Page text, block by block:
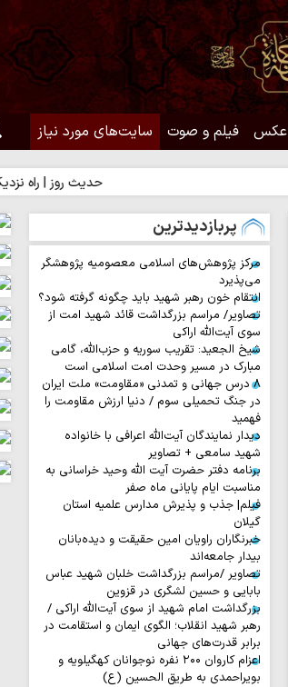
عکس فیلم و صوت سایت‌های مورد نیاز
حدیث روز | راه نزدیک
پربازدیدترین
مرکز پژوهش‌های اسلامی معصومیه پژوهشگر
می‌پذیرد
انتقام خون رهبر شهید باید چگونه گرفته شود؟
تصاویر/ مراسم بزرگداشت قائد شهید امت از
سوی آیت‌الله اراکی
شیخ الجعید: تقریب سوریه و حزب‌الله، گامی
مبارک در مسیر وحدت امت اسلامی است
۸ درس جهانی و تمدنی «مقاومت» ملت ایران
در جنگ تحمیلی سوم / دنیا ارزش مقاومت را
فهمید
دیدار نمایندگان آیت‌الله اعرافی با خانواده
شهید سامعی + تصاویر
برنامه دفتر حضرت آیت الله وحید خراسانی به
مناسبت ایام پایانی ماه صفر
فیلم| جذب و پذیرش مدارس علمیه استان
گیلان
خبرنگاران راویان امین حقیقت و دیده‌بانان
بیدار جامعه‌اند
تصاویر /مراسم بزرگداشت خلبان شهید عباس
بابایی و حسین لشگری در قزوین
بزرگداشت امام شهید از سوی آیت‌الله اراکی /
رهبر شهید انقلاب؛ الگوی ایمان و استقامت در
برابر قدرت‌های جهانی
اعزام کاروان ۲۰۰ نفره نوجوانان کهگیلویه و
بویراحمدی به طریق الحسین (ع)